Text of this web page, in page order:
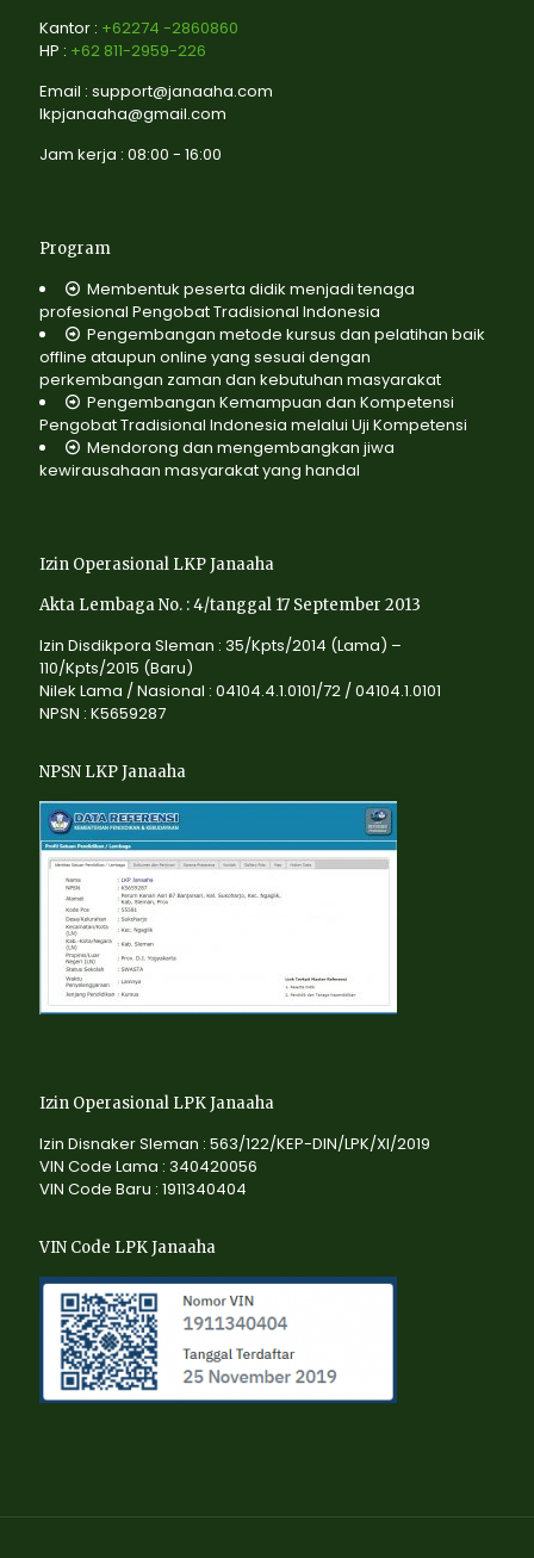
Kantor : +62274 -2860860
HP : +62 811-2959-226
Email : support@janaaha.com
lkpjanaaha@gmail.com
Jam kerja : 08:00 - 16:00
Program
Membentuk peserta didik menjadi tenaga
profesional Pengobat Tradisional Indonesia
Pengembangan metode kursus dan pelatihan baik
offline ataupun online yang sesuai dengan
perkembangan zaman dan kebutuhan masyarakat
Pengembangan Kemampuan dan Kompetensi
Pengobat Tradisional Indonesia melalui Uji Kompetensi
Mendorong dan mengembangkan jiwa
kewirausahaan masyarakat yang handal
Izin Operasional LKP Janaaha
Akta Lembaga No. : 4/tanggal 17 September 2013
Izin Disdikpora Sleman : 35/Kpts/2014 (Lama) –
110/Kpts/2015 (Baru)
Nilek Lama / Nasional : 04104.4.1.0101/72 / 04104.1.0101
NPSN : K5659287
NPSN LKP Janaaha
Izin Operasional LPK Janaaha
Izin Disnaker Sleman : 563/122/KEP-DIN/LPK/XI/2019
VIN Code Lama : 340420056
VIN Code Baru : 1911340404
VIN Code LPK Janaaha